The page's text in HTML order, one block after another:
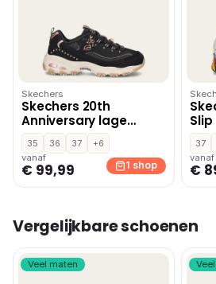
Skechers
Skechers 20th
Anniversary lage
sneakers – Zwart
35 36 37
+6
vanaf
€ 99,99 1 shop
37
vanaf
€
Vergelijkbare schoenen
Veel maten